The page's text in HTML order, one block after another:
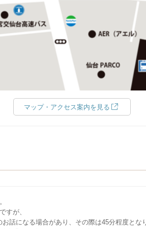
マップ・アクセス案内を見る
すが、
話になる場合があり、その際は45分程度とな